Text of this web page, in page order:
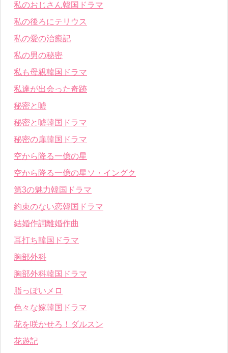
私のおじさん韓国ドラマ
私の後ろにテリウス
私の愛の治癒記
私の男の秘密
私も母親韓国ドラマ
私達が出会った奇跡
秘密と嘘
秘密と嘘韓国ドラマ
秘密の扉韓国ドラマ
空から降る一億の星
空から降る一億の星ソ・イングク
第3の魅力韓国ドラマ
約束のない恋韓国ドラマ
結婚作詞離婚作曲
耳打ち韓国ドラマ
胸部外科
胸部外科韓国ドラマ
脂っぽいメロ
色々な嫁韓国ドラマ
花を咲かせろ！ダルスン
花遊記